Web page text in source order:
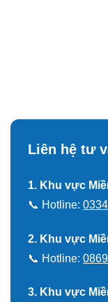
Liên hệ tư
1. Khu vực
📞 Hotline:
2. Khu vực
📞 Hotline:
3. Khu vực